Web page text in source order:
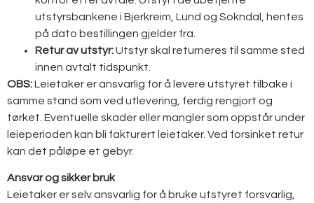
utstyrsbankene i Bjerkreim, Lund og Sokndal, hentes
på dato bestillingen gjelder fra.
Retur av utstyr:Utstyr skal returneres til samme sted
innen avtalt tidspunkt.
OBS:Leietaker er ansvarlig for å levere utstyret tilbake i
samme stand som ved utlevering, ferdig rengjort og
tørket. Eventuelle skader eller mangler som oppstår under
leieperioden kan bli fakturert leietaker. Ved forsinket retur
kan det påløpe et gebyr.
Ansvar og sikker bruk
Leietaker er selv ansvarlig for å bruke utstyret forsvarlig,